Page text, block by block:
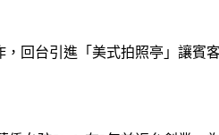
回台引進「美式拍照亭」讓